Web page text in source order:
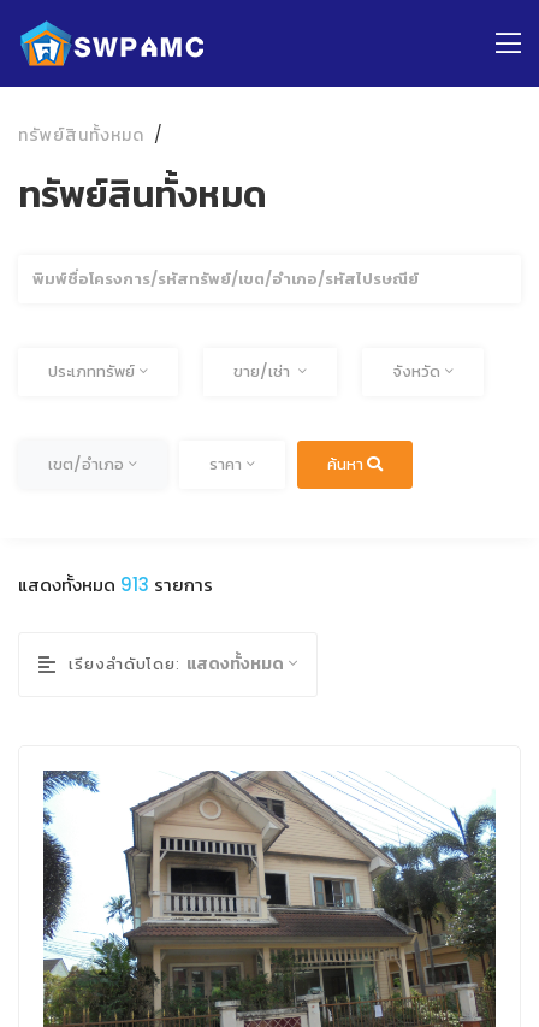
ทรัพย์สินทั้งหมด
ทรัพย์สินทั้งหมด
ค้นหา
ทั้งหมด
ประเภททรัพย์ ขาย/เช่า ทั้งหมด
จังหวัด
ทั้งหมด
เขต/อำเภอ ทั้งหมด
ราคา ค้นหา
แสดงทั้งหมด 913 รายการ
เรียงลำดับโดย: แสดงทั้งหมด